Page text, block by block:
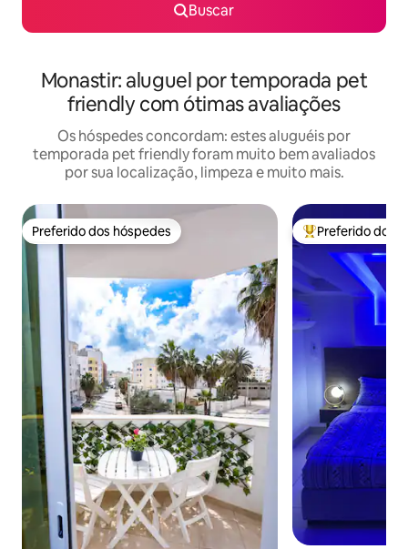
Buscar
Monastir: aluguel por temporada pet
friendly com ótimas avaliações
Os hóspedes concordam: estes aluguéis por
temporada pet friendly foram muito bem avaliados
por sua localização, limpeza e muito mais.
Preferido dos hóspedes
Preferido dos hóspedes Entre os
Preferido dos